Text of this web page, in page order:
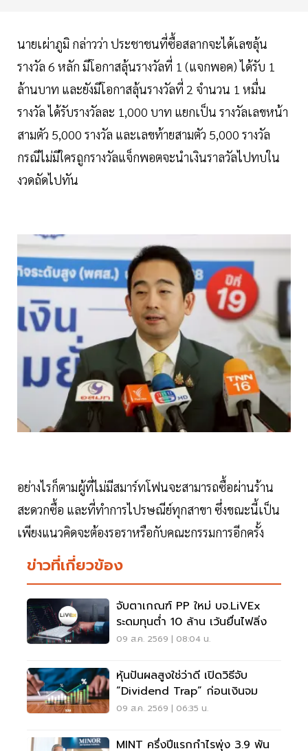
นายเผ่าภูมิ กล่าวว่า ประชาชนที่ซื้อสลากจะได้เลขลุ้น
รางวัล 6 หลัก มีโอกาสลุ้นรางวัลที่ 1 (แจกพอค) ได้รับ 1
ล้านบาท และยังมีโอกาสลุ้นรางวัลที่ 2 จำนวน 1 หมื่น
รางวัล ได้รับรางวัลละ 1,000 บาท แยกเป็น รางวัลเลขหน้า
สามตัว 5,000 รางวัล และเลขท้ายสามตัว 5,000 รางวัล
กรณีไม่มีใครถูกรางวัลแจ็กพอตจะนำเงินราลวัลไปทบใน
งวดถัดไปทัน
อย่างไรก็ตามผู้ที่ไม่มีสมาร์ทโฟนจะสามารถซื้อผ่านร้าน
สะดวกซื้อ และที่ทำการไปรษณีย์ทุกสาขา ซึ่งขณะนี้เป็น
เพียงแนวคิดจะต้องรอราหรือกับคณะกรรมการอีกครั้ง
ข่าวที่เกี่ยวข้อง
จับตาเกณฑ์ PP ใหม่ บจ.LiVEx
ระดมทุนต่ำ 10 ล้าน เว้นยื่นไฟลิ่ง
09 ส.ค. 2569 | 08:04 น.
หุ้นปันผลสูงใช่ว่าดี เปิดวิธีจับ
“Dividend Trap” ก่อนเงินจม
09 ส.ค. 2569 | 06:35 น.
MINT ครึ่งปีแรกกำไรพุ่ง 3.9 พัน